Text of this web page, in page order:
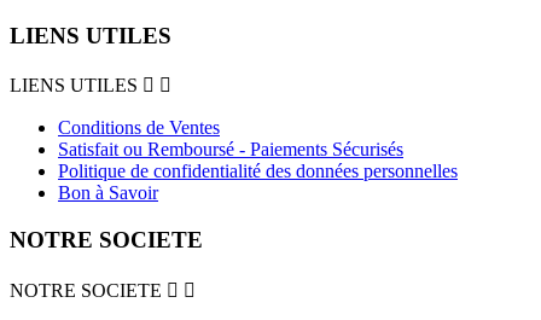
LIENS UTILES
LIENS UTILES  
Conditions de Ventes
Satisfait ou Remboursé - Paiements Sécurisés
Politique de confidentialité des données personnelles
Bon à Savoir
NOTRE SOCIETE
NOTRE SOCIETE  